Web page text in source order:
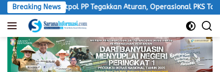
Langsung
ke
konten
Breaking News
Satpol PP Tegakkan Aturan, Operasional PKS Tanpa Izin